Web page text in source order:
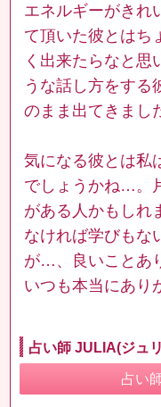
エネルギーがきれ
て頂いた彼とはち
く出来たらなと思
うな話し方をする
のまま出てきまし
気になる彼とは私
でしょうかね…。
がある人かもしれ
なければ学びもな
が…、良いことあ
いつも本当にあり
占い師 JULIA(ジュ
占い